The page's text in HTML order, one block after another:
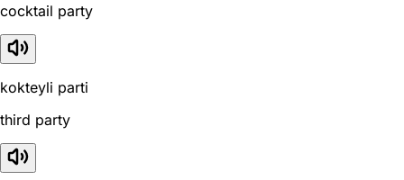
cocktail party
kokteyli parti
third party